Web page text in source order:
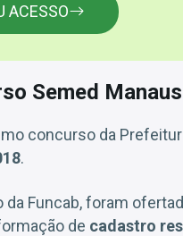
ACESSO
Semed
concurso da
.
da Funcab, foram
de cadastro